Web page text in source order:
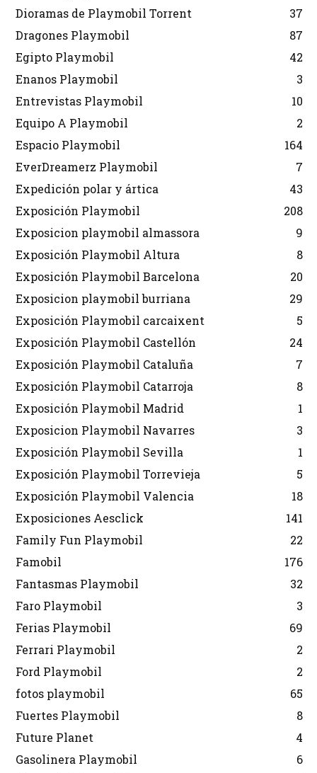
Dioramas de Playmobil Torrent
37
Dragones Playmobil
87
Egipto Playmobil
42
Enanos Playmobil
3
Entrevistas Playmobil
10
Equipo A Playmobil
2
Espacio Playmobil
164
EverDreamerz Playmobil
7
Expedición polar y ártica
43
Exposición Playmobil
208
Exposicion playmobil almassora
9
Exposición Playmobil Altura
8
Exposición Playmobil Barcelona
20
Exposicion playmobil burriana
29
Exposición Playmobil carcaixent
5
Exposición Playmobil Castellón
24
Exposición Playmobil Cataluña
7
Exposición Playmobil Catarroja
8
Exposición Playmobil Madrid
1
Exposicion Playmobil Navarres
3
Exposición Playmobil Sevilla
1
Exposición Playmobil Torrevieja
5
Exposición Playmobil Valencia
18
Exposiciones Aesclick
141
Family Fun Playmobil
22
Famobil
176
Fantasmas Playmobil
32
Faro Playmobil
3
Ferias Playmobil
69
Ferrari Playmobil
2
Ford Playmobil
2
fotos playmobil
65
Fuertes Playmobil
8
Future Planet
4
Gasolinera Playmobil
6